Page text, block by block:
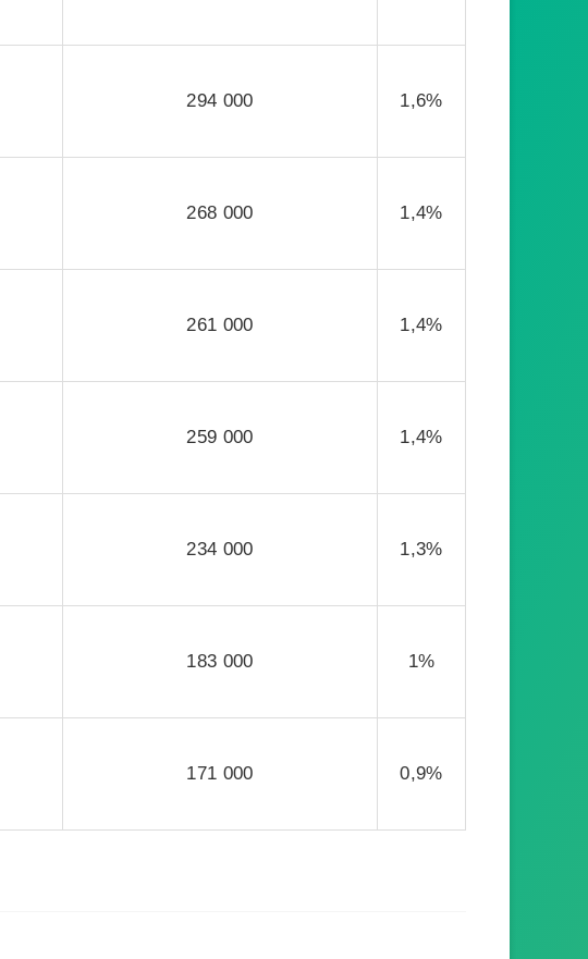
294 000 1,6%
268 000 1,4%
261 000 1,4%
259 000 1,4%
234 000 1,3%
183 000 1%
171 000 0,9%